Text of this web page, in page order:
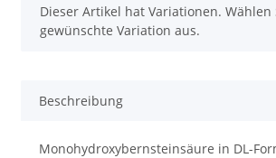
x
Dieser Artikel hat Variationen. Wählen
gewünschte Variation aus.
Beschreibung
Monohydroxybernsteinsäure in DL-